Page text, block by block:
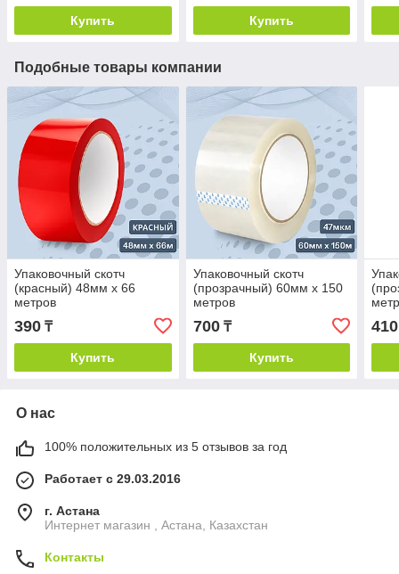
Купить Купить
Подобные товары компании
Упаковочный скотч
(красный) 48мм х 66
метров
390 ₸
Купить
Упаковочный скотч
(прозрачный) 60мм х 150
метров
700₸
Купить
410
О нас
100% положительных из 5 отзывов за год
Работает с 29.03.2016
г. Астана
Интернет магазин , Астана, Казахстан
Контакты